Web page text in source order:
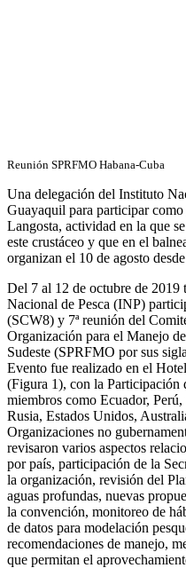
Reunión SPRFMO Habana-Cuba
Una delegación del Instituto
Guayaquil para participar
Langosta, actividad en la que
este crustáceo y que en el
organizan el 10 de agosto
Del 7 al 12 de octubre de 2019
Nacional de Pesca (INP)
(SCW8) y 7ª reunión del
Organización para el Manejo
Sudeste (SPRFMO por sus
Evento fue realizado en el
(Figura 1), con la Participación
miembros como Ecuador,
Rusia, Estados Unidos,
Organizaciones no
revisaron varios aspectos
por país, participación de la
la organización, revisión del
aguas profundas, nuevas
la convención, monitoreo de
de datos para modelación
recomendaciones de manejo,
que permitan el